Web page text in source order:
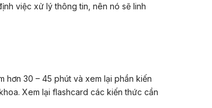
việc xử lý thông tin, nên nó sẽ linh
30 – 45 phút và xem lại phần kiến
Xem lại flashcard các kiến thức cần